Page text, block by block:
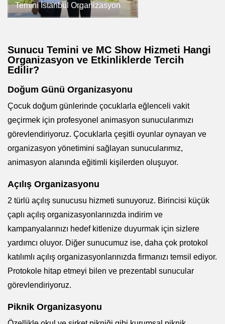
Temini İstanbul Organizasyon
Sunucu Temini ve MC Show Hizmeti Hangi
Organizasyon ve Etkinliklerde Tercih
Edilir?
Doğum Günü Organizasyonu
Çocuk doğum günlerinde çocuklarla eğlenceli vakit
geçirmek için profesyonel animasyon sunucularımızı
görevlendiriyoruz. Çocuklarla çeşitli oyunlar oynayan ve
organizasyon yönetimini sağlayan sunucularımız,
animasyon alanında eğitimli kişilerden oluşuyor.
Açılış Organizasyonu
2 türlü açılış sunucusu hizmeti sunuyoruz. Birincisi küçük
çaplı açılış organizasyonlarınızda indirim ve
kampanyalarınızı hedef kitlenize duyurmak için sizlere
yardımcı oluyor. Diğer sunucumuz ise, daha çok protokol
katılımlı açılış organizasyonlarınızda firmanızı temsil ediyor.
Protokole hitap etmeyi bilen ve prezentabl sunucular
görevlendiriyoruz.
Piknik Organizasyonu